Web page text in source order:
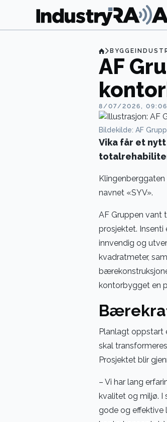
AF
8/07/2026, 09:06
Bildekilde: AF
Vika får et
navnet «SYV».
AF Gruppen vant
prosjektet.
innvendig og
kvadratmeter,
kontorbygget en
Planlagt oppstart
skal
Prosjektet blir
– Vi har lang
kvalitet og miljø. I
gode og effektive